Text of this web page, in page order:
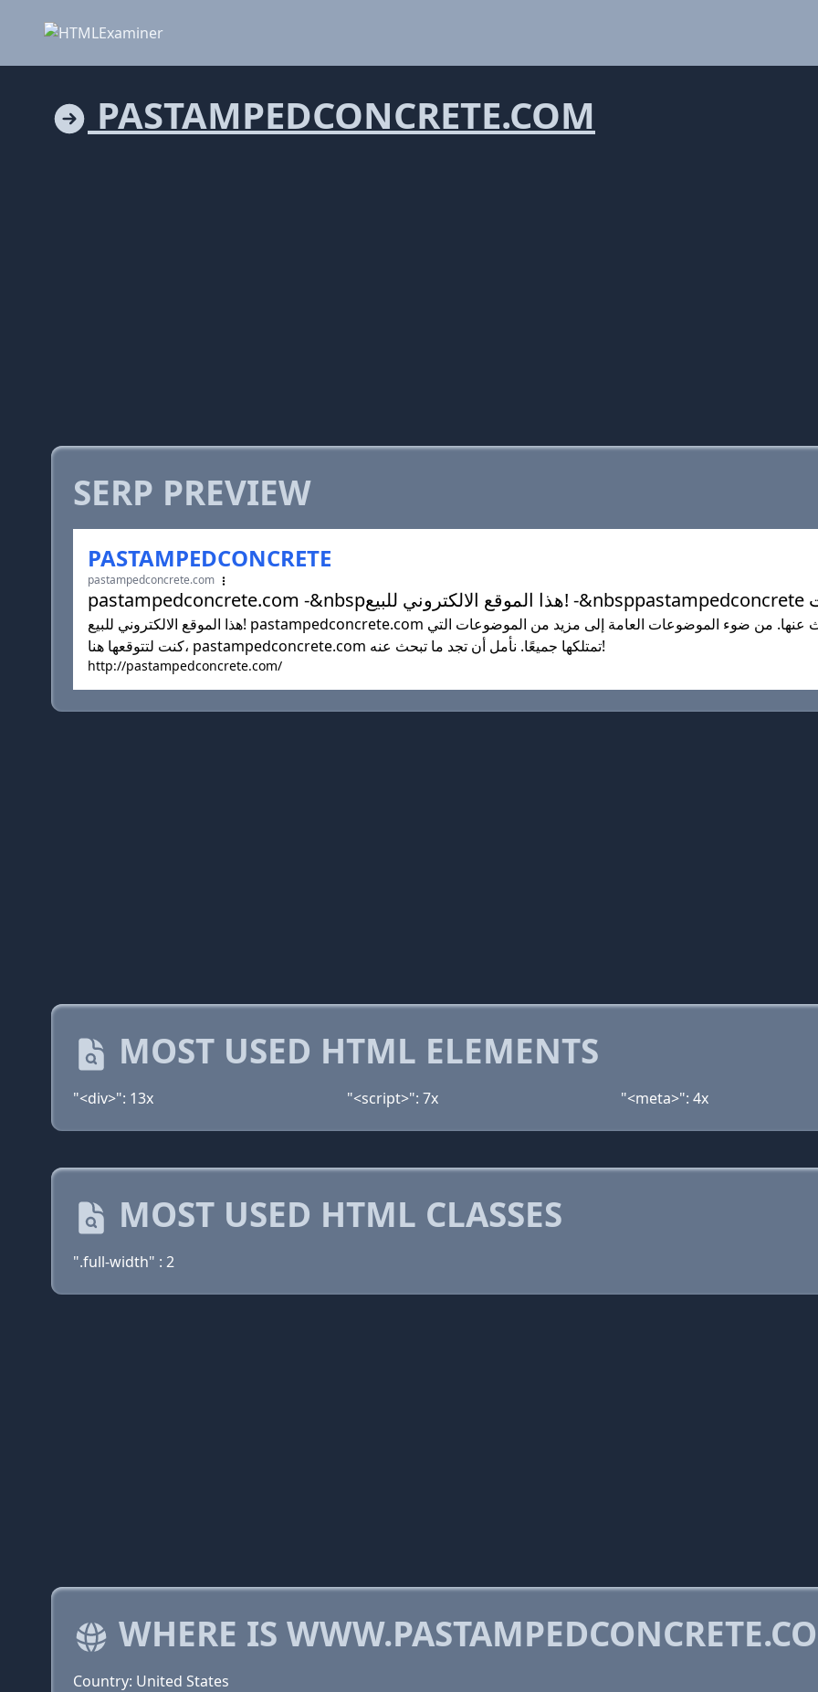
PASTAMPEDCONCRETE.COM
SERP PREVIEW
PASTAMPEDCONCRETE
pastampedconcrete.com
هذا الموقع الالكتروني للبيع! pastampedconcrete.com هل هو أول وأفضل مصادر جميع المعلومات التي تبحث عنها. من ضوء الموضوعات العامة إلى مزيد من الموضوعات التي
كنت لتتوقعها هنا، pastampedconcrete.com تمتلكها جميعًا. نأمل أن تجد ما تبحث عنه!
http://pastampedconcrete.com/
MOST USED HTML ELEMENTS
"<div>": 13x "<script>": 7x "<meta>": 4x
MOST USED HTML CLASSES
".full-width" : 2
WHERE IS
Country: United States